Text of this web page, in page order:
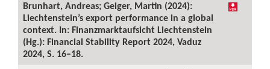
Brunhart, Andreas; Geiger, Martin (2024):
Liechtenstein’s export performance in a global
context. In: Finanzmarktaufsicht Liechtenstein
(Hg.): Financial Stability Report 2024, Vaduz
2024, S. 16–18.